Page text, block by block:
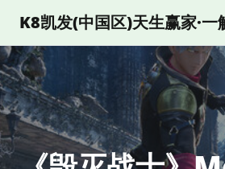
K8凯发(中国区)天生赢家·一